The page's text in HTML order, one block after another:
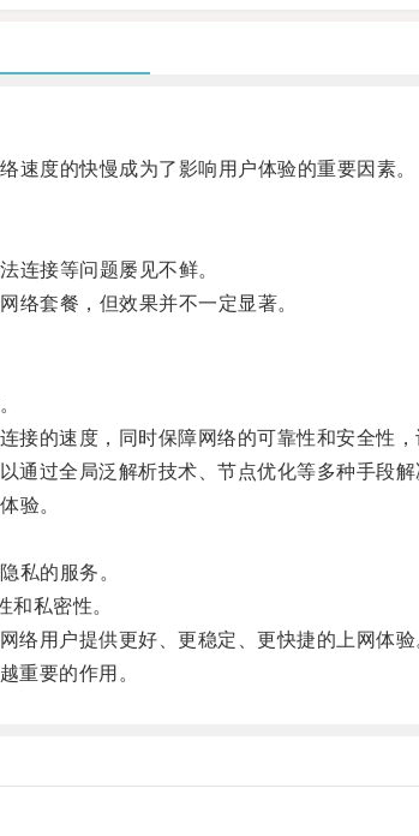
度的快慢成为了影响用户体验的重要因素。
接等问题屡见不鲜。
套餐，但效果并不一定显著。
的速度，同时保障网络的可靠性和安全性，
过全局泛解析技术、节点优化等多种手段解
验。
私的服务。
私密性。
用户提供更好、更稳定、更快捷的上网体验
重要的作用。